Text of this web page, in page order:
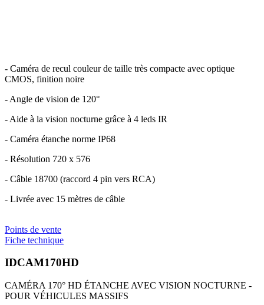
- Caméra de recul couleur de taille très compacte avec optique
CMOS, finition noire
- Angle de vision de 120°
- Aide à la vision nocturne grâce à 4 leds IR
- Caméra étanche norme IP68
- Résolution 720 x 576
- Câble 18700 (raccord 4 pin vers RCA)
- Livrée avec 15 mètres de câble
Points de vente
Fiche technique
IDCAM170HD
CAMÉRA 170° HD ÉTANCHE AVEC VISION NOCTURNE -
POUR VÉHICULES MASSIFS